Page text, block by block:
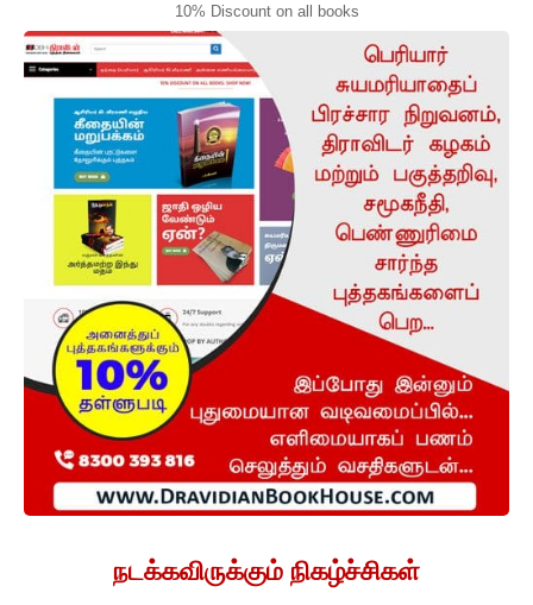
10% Discount on all books
நடக்கவிருக்கும் நிகழ்ச்சிகள்